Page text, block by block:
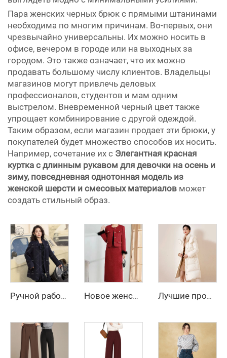
Пара женских черных брюк с прямыми штанинами
необходима по многим причинам. Во-первых, они
чрезвычайно универсальны. Их можно носить в
офисе, вечером в городе или на выходных за
городом. Это также означает, что их можно
продавать большому числу клиентов. Владельцы
магазинов могут привлечь деловых
профессионалов, студентов и мам одним
выстрелом. Вневременной черный цвет также
упрощает комбинирование с другой одеждой.
Таким образом, если магазин продает эти брюки, у
покупателей будет множество способов их носить.
Например, сочетание их с Элегантная красная
куртка с длинным рукавом для девочки на осень и
зиму, повседневная однотонная модель из
женской шерсти и смесовых материалов может
создать стильный образ.
Ручной работы женское двустороннее шерстяное пальто, весенне-зимний длинный тренч, приталенное шерстяное пальто с однобортной застёжкой Новое женское платье-двойка А-силуэта в клетку на осень и зиму, женское платье маленького размера в стиле «Сяо Сян Фэн» с естественной линией талии для взрослых Лучшие продажи, зимняя женская одежда на заказ, женские куртки, пуховики, длинная пузырчатая пуховая куртка для женщин